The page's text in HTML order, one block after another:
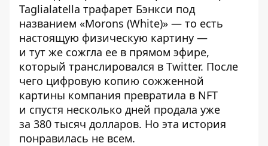
Taglialatella трафарет Бэнкси под
названием «Morons (White)» — то есть
настоящую физическую картину —
и тут же сожгла ее в прямом эфире,
который транслировался в Twitter. После
чего цифровую копию сожженной
картины компания превратила в NFT
и спустя несколько дней продала уже
за 380 тысяч долларов. Но эта история
понравилась не всем.